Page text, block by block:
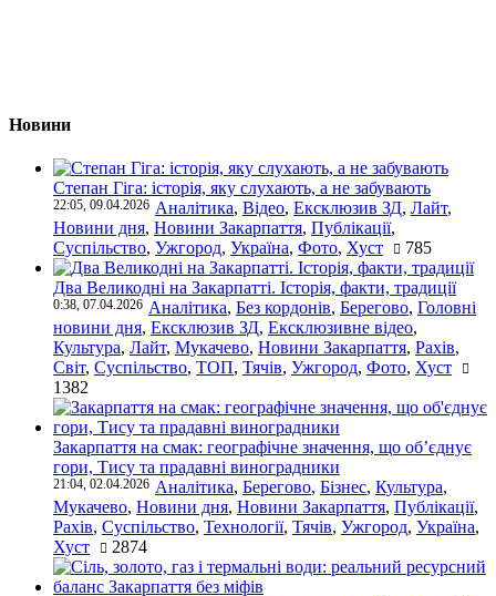
Новини
Степан Гіга: історія, яку слухають, а не забувають
22:05, 09.04.2026 Аналітика, Відео, Ексклюзив ЗД, Лайт,
Новини дня, Новини Закарпаття, Публікації,
Суспільство, Ужгород, Україна, Фото, Хуст 785
Два Великодні на Закарпатті. Історія, факти, традиції
0:38, 07.04.2026 Аналітика, Без кордонів, Берегово, Головні
новини дня, Ексклюзив ЗД, Ексклюзивне відео,
Культура, Лайт, Мукачево, Новини Закарпаття, Рахів,
Світ, Суспільство, ТОП, Тячів, Ужгород, Фото, Хуст
1382
Закарпаття на смак: географічне значення, що об’єднує
гори, Тису та прадавні виноградники
21:04, 02.04.2026 Аналітика, Берегово, Бізнес, Культура,
Мукачево, Новини дня, Новини Закарпаття, Публікації,
Рахів, Суспільство, Технології, Тячів, Ужгород, Україна,
Хуст
2874